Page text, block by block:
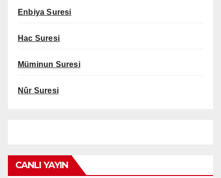
Enbiya Suresi
Hac Suresi
Müminun Suresi
Nûr Suresi
CANLI YAYIN